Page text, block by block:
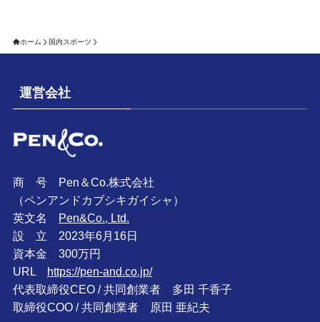
ホーム 国内スポーツ
運営会社
商 号 Pen＆Co.株式会社
（ペンアンドカブシキガイシャ）
英文名 Pen&Co., Ltd.
設 立 2023年6月16日
資本金 300万円
URL https://pen-and.co.jp/
代表取締役CEO / 共同創業者 多田 千香子
取締役COO / 共同創業者 原田 亜紀夫